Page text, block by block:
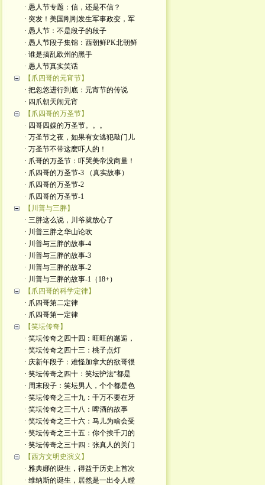
· 愚人节专题：信，还是不信？
· 突发！美国刚刚发生军事政变，军
· 愚人节：不是段子的段子
· 愚人节段子集锦：西朝鲜PK北朝鲜
· 谁是搞乱欧州的黑手
· 愚人节真实笑话
【爪四哥的元宵节】
· 把忽悠进行到底：元宵节的传说
· 四爪朝天闹元宵
【爪四哥的万圣节】
· 四哥四嫂的万圣节。。。
· 万圣节之夜，如果有女逃犯敲门儿
· 万圣节不带这麽吓人的！
· 爪哥的万圣节：吓哭美帝没商量！
· 爪四哥的万圣节-3 （真实故事）
· 爪四哥的万圣节-2
· 爪四哥的万圣节-1
【川普与三胖】
· 三胖这么说，川爷就放心了
· 川普三胖之华山论吹
· 川普与三胖的故事-4
· 川普与三胖的故事-3
· 川普与三胖的故事-2
· 川普与三胖的故事-1（18+）
【爪四哥的科学定律】
· 爪四哥第二定律
· 爪四哥第一定律
【笑坛传奇】
· 笑坛传奇之四十四：旺旺的邂逅，
· 笑坛传奇之四十三：桃子点灯
· 庆新年段子：难怪加拿大的欲哥很
· 笑坛传奇之四十：笑坛护法“都是
· 周末段子：笑坛男人，个个都是色
· 笑坛传奇之三十九：千万不要在牙
· 笑坛传奇之三十八：啤酒的故事
· 笑坛传奇之三十六：马儿为啥会受
· 笑坛传奇之三十五：你个挨千刀的
· 笑坛传奇之三十四：张真人的关门
【西方文明史演义】
· 雅典娜的诞生，得益于历史上首次
· 维纳斯的诞生，居然是一出令人瞠